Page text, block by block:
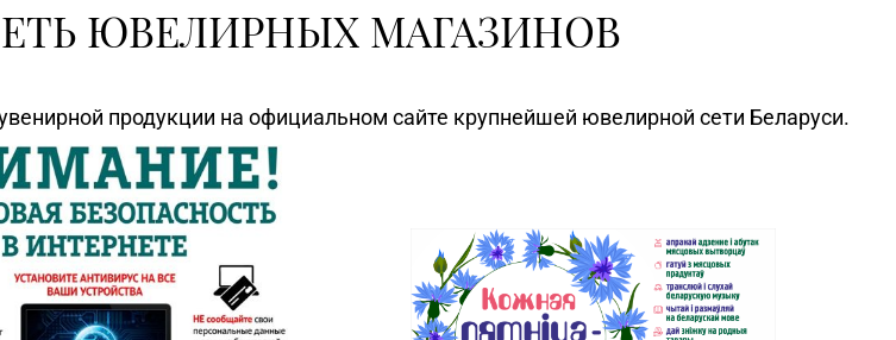
ЮВЕЛИРНЫХ МАГАЗИНОВ
продукции на официальном сайте крупнейшей ювелирной сети Беларуси.